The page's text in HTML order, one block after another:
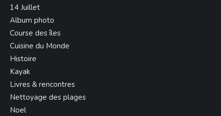
14 Juillet
Album photo
Course des îles
Cuisine du Monde
Histoire
Kayak
Livres & rencontres
Nettoyage des plages
Noel